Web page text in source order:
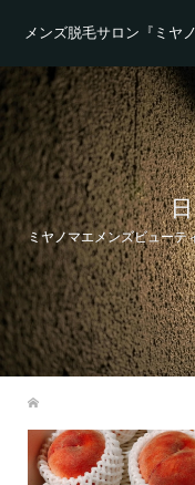
メンズ脱毛サロン『ミヤ
ミヤノマエメンズビューテ